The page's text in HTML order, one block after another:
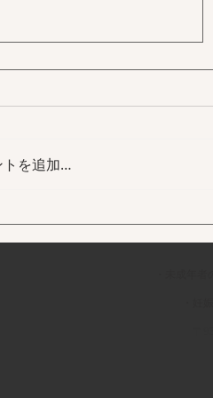
を追加しました。
トを追加…